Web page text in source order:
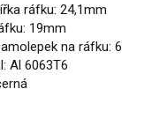
ráfku: 24,1mm
19mm
na ráfku: 6
Al 6063T6